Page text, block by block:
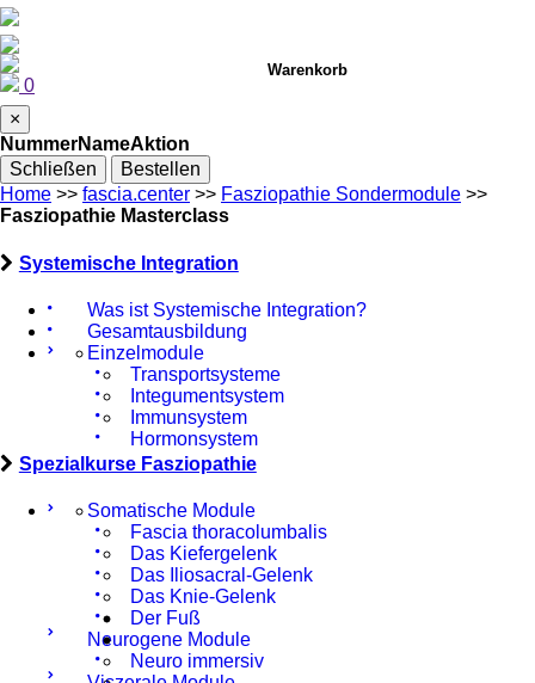
0
Warenkorb
×
NummerNameAktion
Schließen
Bestellen
Home >> fascia.center >> Fasziopathie Sondermodule >>
Fasziopathie Masterclass
Systemische Integration
Was ist Systemische Integration?
Gesamtausbildung
Einzelmodule
Transportsysteme
Integumentsystem
Immunsystem
Hormonsystem
Spezialkurse Fasziopathie
Somatische Module
Fascia thoracolumbalis
Das Kiefergelenk
Das Iliosacral-Gelenk
Das Knie-Gelenk
Der Fuß
Neurogene Module
Neuro immersiv